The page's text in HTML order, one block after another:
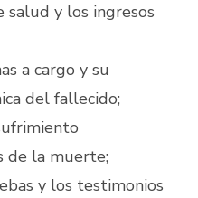
salud y los ingresos
a cargo y su
del fallecido;
de la muerte;
y los testimonios